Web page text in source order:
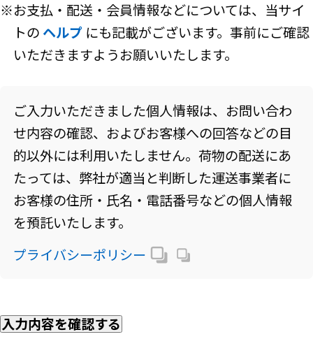
※お支払・配送・会員情報などについては、当サイ
トの ヘルプ にも記載がございます。事前にご確認
いただきますようお願いいたします。
ご入力いただきました個人情報は、お問い合わ
せ内容の確認、およびお客様への回答などの目
的以外には利用いたしません。荷物の配送にあ
たっては、弊社が適当と判断した運送事業者に
お客様の住所・氏名・電話番号などの個人情報
を預託いたします。
プライバシーポリシー
入力内容を確認する